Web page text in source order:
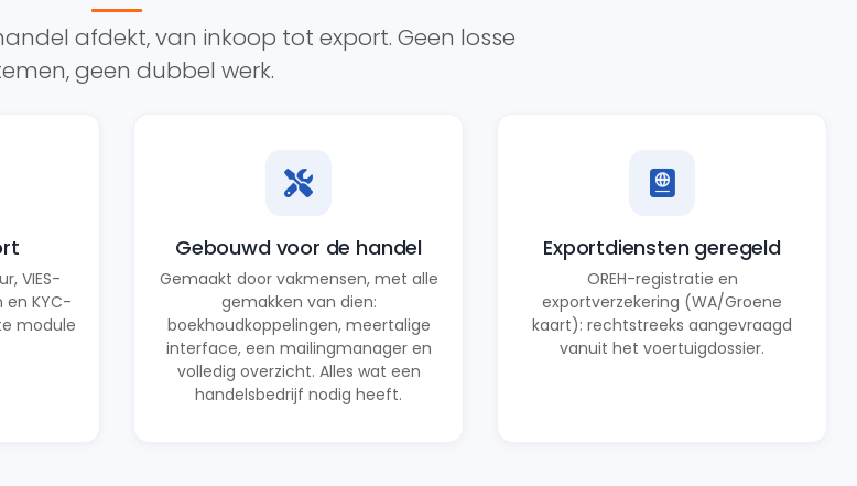
afdekt, van inkoop tot export. Geen losse
geen dubbel werk.
VIES-
KYC-
module
Gebouwd voor de handel
Gemaakt door vakmensen, met alle
gemakken van dien:
boekhoudkoppelingen, meertalige
interface, een mailingmanager en
volledig overzicht. Alles wat een
handelsbedrijf nodig heeft.
Exportdiensten geregeld
OREH-registratie en
exportverzekering (WA/Groene
kaart): rechtstreeks aangevraagd
vanuit het voertuigdossier.